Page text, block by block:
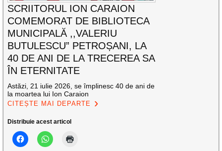
SCRIITORUL ION CARAION
COMEMORAT DE BIBLIOTECA
MUNICIPALĂ ,,VALERIU
BUTULESCU” PETROȘANI, LA
40 DE ANI DE LA TRECEREA SA
ÎN ETERNITATE
Astăzi, 21 iulie 2026, se împlinesc 40 de ani de
la moartea lui Ion Caraion
CITEȘTE MAI DEPARTE
Distribuie acest articol